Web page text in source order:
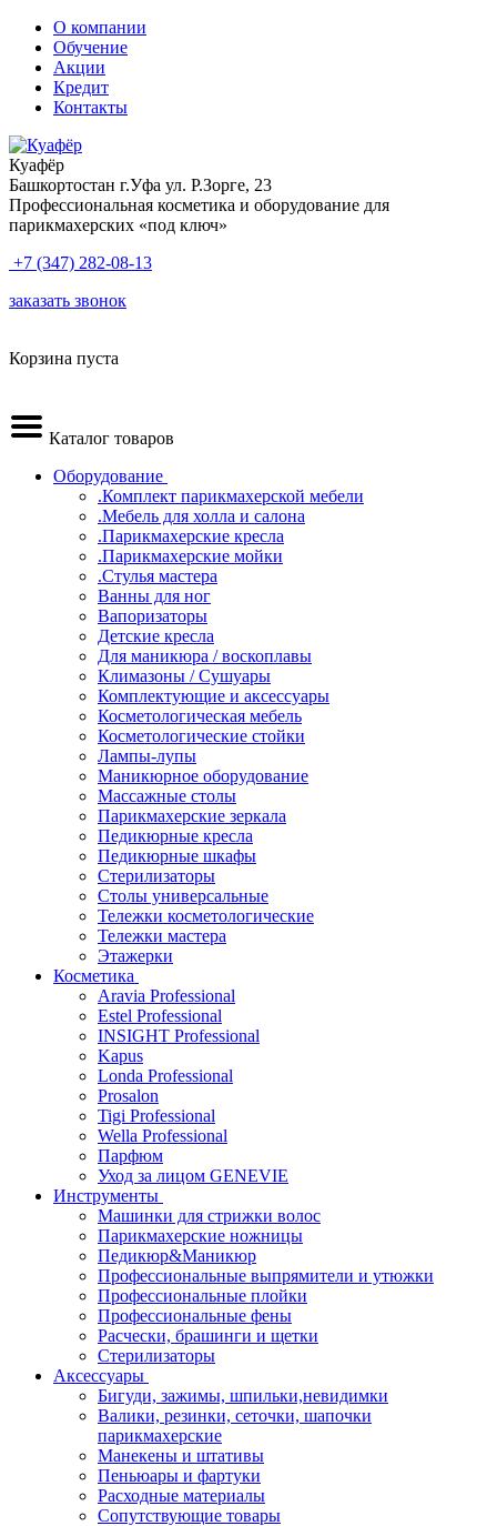
О компании
Обучение
Акции
Кредит
Контакты
Куафёр
Башкортостан г.Уфа ул. Р.Зорге, 23
Профессиональная косметика и оборудование для
парикмахерских «под ключ»
+7 (347) 282-08-13
заказать звонок
Корзина пуста
Каталог товаров
Оборудование
.Комплект парикмахерской мебели
.Мебель для холла и салона
.Парикмахерские кресла
.Парикмахерские мойки
.Стулья мастера
Ванны для ног
Вапоризаторы
Детские кресла
Для маникюра / воскоплавы
Климазоны / Сушуары
Комплектующие и аксессуары
Косметологическая мебель
Косметологические стойки
Лампы-лупы
Маникюрное оборудование
Массажные столы
Парикмахерские зеркала
Педикюрные кресла
Педикюрные шкафы
Стерилизаторы
Столы универсальные
Тележки косметологические
Тележки мастера
Этажерки
Косметика
Aravia Professional
Estel Professional
INSIGHT Professional
Kapus
Londa Professional
Prosalon
Tigi Professional
Wella Professional
Парфюм
Уход за лицом GENEVIE
Инструменты
Машинки для стрижки волос
Парикмахерские ножницы
Педикюр&Маникюр
Профессиональные выпрямители и утюжки
Профессиональные плойки
Профессиональные фены
Расчески, брашинги и щетки
Стерилизаторы
Аксессуары
Бигуди, зажимы, шпильки,невидимки
Валики, резинки, сеточки, шапочки
парикмахерские
Манекены и штативы
Пеньюары и фартуки
Расходные материалы
Сопутствующие товары